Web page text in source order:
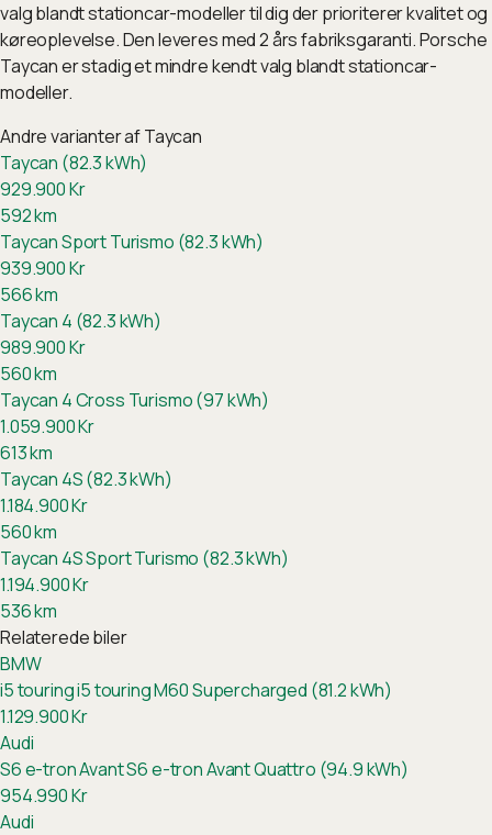
valg blandt stationcar-modeller til dig der prioriterer kvalitet og
køreoplevelse. Den leveres med 2 års fabriksgaranti. Porsche
Taycan er stadig et mindre kendt valg blandt stationcar-
modeller.
Andre varianter afTaycan
Taycan (82.3 kWh)
929.900Kr
592km
Taycan Sport Turismo (82.3 kWh)
939.900Kr
566km
Taycan 4 (82.3 kWh)
989.900Kr
560km
Taycan 4 Cross Turismo (97 kWh)
1.059.900Kr
613km
Taycan 4S (82.3 kWh)
1.184.900Kr
560km
Taycan 4S Sport Turismo (82.3 kWh)
1.194.900Kr
536km
Relaterede biler
BMW
i5 touringi5 touring M60 Supercharged (81.2 kWh)
1.129.900Kr
Audi
S6 e-tron AvantS6 e-tron Avant Quattro (94.9 kWh)
954.990Kr
Audi